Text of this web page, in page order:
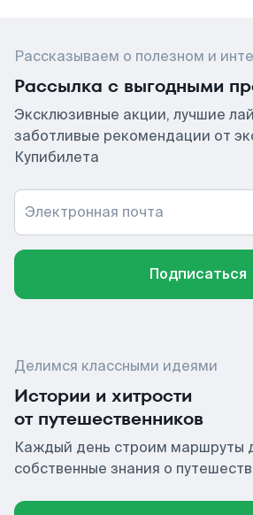
Рассказываем о полезном и
Рассылка с выгодными
Эксклюзивные акции, лучшие
заботливые рекомендации от
Купибилета
Электронная почта
Подписаться
Делимся классными идеями
Истории и хитрости
от путешественников
Каждый день строим маршруты
собственные знания о